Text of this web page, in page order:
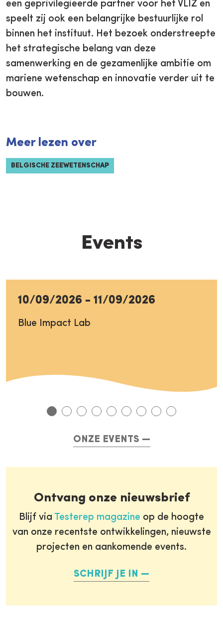
een geprivilegieerde partner voor het VLIZ en
speelt zij ook een belangrijke bestuurlijke rol
binnen het instituut. Het bezoek onderstreepte
het strategische belang van deze
samenwerking en de gezamenlijke ambitie om
mariene wetenschap en innovatie verder uit te
bouwen.
Meer lezen over
BELGISCHE ZEEWETENSCHAP
Events
10/09/2026 - 11/09/2026
Blue Impact Lab
ONZE EVENTS
Ontvang onze nieuwsbrief
Blijf via Testerep magazine op de hoogte
van onze recentste ontwikkelingen, nieuwste
projecten en aankomende events.
SCHRIJF JE IN